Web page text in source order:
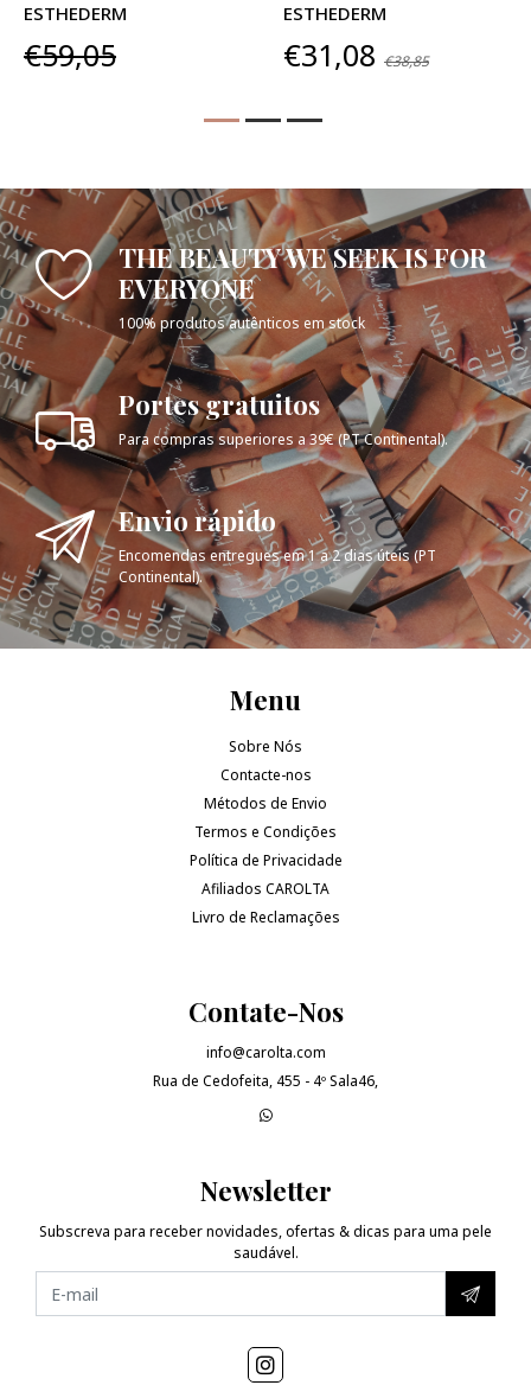
ESTHEDERM
€59,05
ESTHEDERM
€31,08 €38,85
THE BEAUTY WE SEEK IS FOR
EVERYONE
100% produtos autênticos em stock
Portes gratuitos
Para compras superiores a 39€ (PT Continental).
Envio rápido
Encomendas entregues em 1 a 2 dias úteis (PT
Continental).
Menu
Sobre Nós
Contacte-nos
Métodos de Envio
Termos e Condições
Política de Privacidade
Afiliados CAROLTA
Livro de Reclamações
Contate-Nos
info@carolta.com
Rua de Cedofeita, 455 - 4º Sala46,
Newsletter
Subscreva para receber novidades, ofertas & dicas para uma pele
saudável.